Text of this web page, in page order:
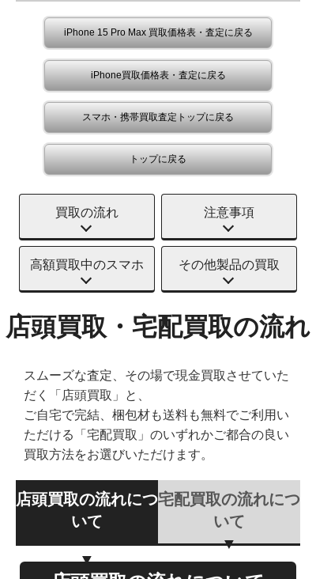
iPhone 15 Pro Max 買取価格表・査定に戻る
iPhone買取価格表・査定に戻る
スマホ・携帯買取査定トップに戻る
トップに戻る
買取の流れ 注意事項
高額買取中のスマホ その他製品の買取
店頭買取・宅配買取の流れ
スムーズな査定、その場で現金買取させていた
だく「店頭買取」と、
ご自宅で完結、梱包材も送料も無料でご利用い
ただける「宅配買取」のいずれかご都合の良い
買取方法をお選びいただけます。
店頭買取の流れにつ
いて
宅配買取の流れにつ
いて